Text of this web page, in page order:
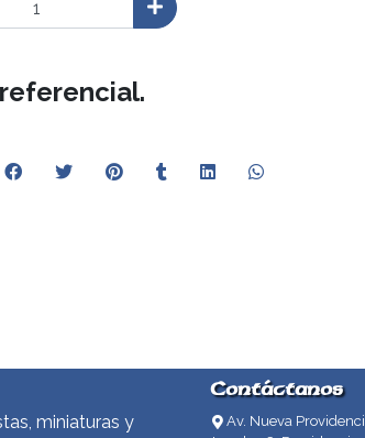
miniaturas y
Contáctanos
Av. Nueva